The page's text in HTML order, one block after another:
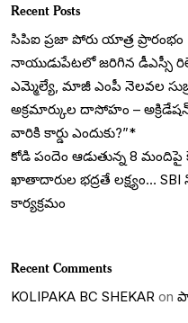
Recent Posts
సిపిఐ ప్రజా పోరు యాత్ర ప్రారంభం
నాయుడుపేటలో జరిగిన డీఎస్సీ
ఎమ్మెల్యే, మాజీ ఎంపీ నెలవల
అక్రమార్కుల దాసోహం – అక్రిడేషన్
వారికి కార్డు ఎందుకు?”*
కోడి పందెం ఆడుతున్న 8 మందిపై
ఖాతాదారుల భద్రతే లక్ష్యం…
కార్యక్రమం
Recent Comments
KOLIPAKA BC SHEKAR on